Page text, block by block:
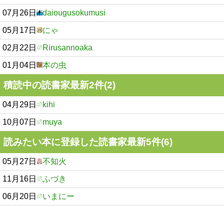
07月26日 daiougusokumusi
05月17日 にゃ
02月22日 Rirusannoaka
01月04日 本の虫
積読中の読書家最新2件(2)
04月29日 kihi
10月07日 muya
読みたい本に登録した読書家最新5件(6)
05月27日 不知火
11月16日 ふづき
06月20日 いまにー